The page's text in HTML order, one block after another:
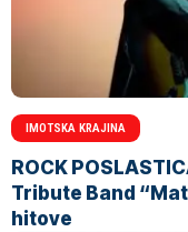
IMOTSKA KRAJINA
ROCK
Tribute Band
hitove